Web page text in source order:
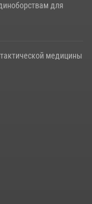
для
медицины